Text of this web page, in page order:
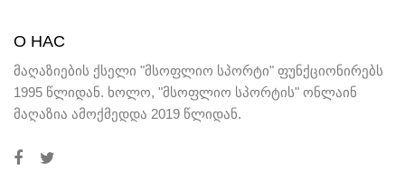
О НАС
მაღაზიების ქსელი "მსოფლიო სპორტი" ფუნქციონირებს
1995 წლიდან. ხოლო, "მსოფლიო სპორტის" ონლაინ
მაღაზია ამოქმედდა 2019 წლიდან.